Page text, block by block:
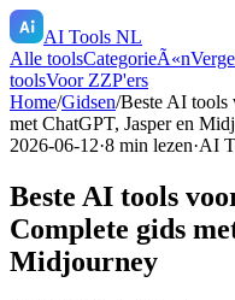
AI Tools NL
Alle toolsCategorieÃ«n
toolsVoor ZZP'ers
Home/Gidsen/Beste AI tools
met ChatGPT, Jasper en
2026-06-12·8 min lezen·AI
Beste AI tools
Complete gids
Midjourney